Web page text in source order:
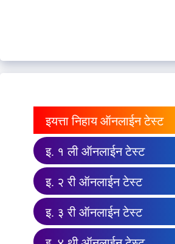
इयत्ता निहाय ऑनलाईन टेस्ट
इ. १ ली ऑनलाईन टेस्ट
इ. २ री ऑनलाईन टेस्ट
इ. ३ री ऑनलाईन टेस्ट